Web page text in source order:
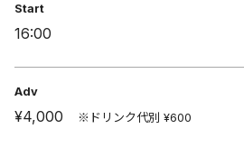
Start
16:00
Adv
¥4,000 ※ドリンク代別 ¥600